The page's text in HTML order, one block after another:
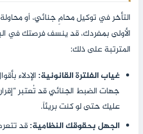
التأخر في توكيل محامٍ جنائي، أو
الأولى بمفردك، قد ينسف فرصتك في
المترتبة على ذلك:
غياب الفلترة القانونية: الإدلاء
جهات الضبط الجنائي قد تُعتبر
عليك حتى لو كنت بريئاً.
الجهل بحقوقك النظامية:قد